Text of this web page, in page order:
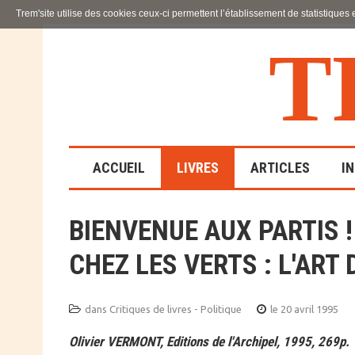
T
ACCUEIL LIVRES
LA FAMILLE
EN SOUFFRANCE
ÉDUCATIVE
SCIENCES HUMAINES
ARTICLES
BIENVENUE AUX
CHEZ LES VERTS :
dans Critiques de livres - Politique le 20 avril 1995
Olivier VERMONT, Editions de l'Archipel, 1995, 269p.
Trem'site utilise des cookies ceux-ci permettent l’établissement de statistiques